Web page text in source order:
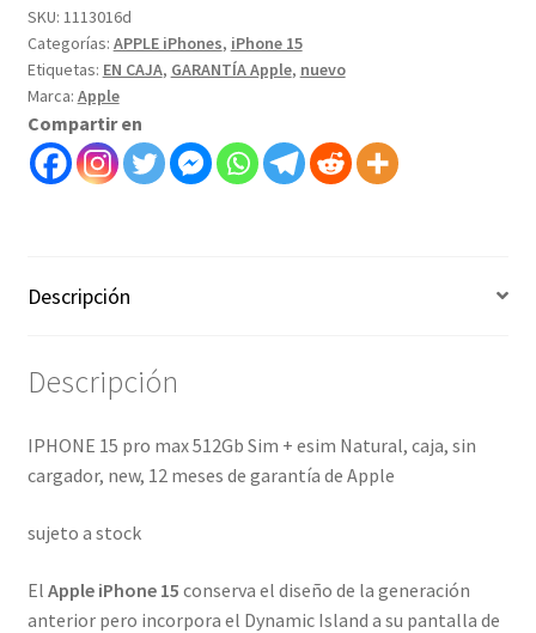
SKU: 1113016d
Categorías: APPLE iPhones, iPhone 15
Etiquetas: EN CAJA, GARANTÍA Apple, nuevo
Marca: Apple
Compartir en
Descripción
Descripción
IPHONE 15 pro max 512Gb Sim + esim Natural, caja, sin
cargador, new, 12 meses de garantía de Apple
sujeto a stock
El Apple iPhone 15 conserva el diseño de la generación
anterior pero incorpora el Dynamic Island a su pantalla de